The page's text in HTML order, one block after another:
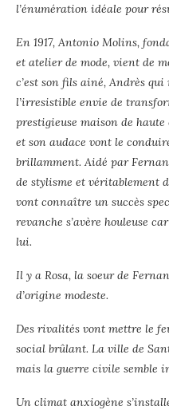
l’énumération idéale pour
En 1917, Antonio Molins,
et atelier de mode, vient de
c’est son fils ainé, Andrès
l’irresistible envie de
prestigieuse maison de
et son audace vont le
brillamment. Aidé par
de stylisme et véritablement
vont connaître un succès
revanche s’avère houleuse
lui.
Il y a Rosa, la soeur de
d’origine modeste.
Des rivalités vont mettre le
social brûlant. La ville de
mais la guerre civile semble
Un climat anxiogène